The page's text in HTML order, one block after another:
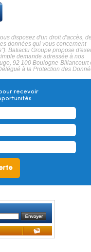
disposez d'un droit d'accès,
données qui vous concernent
Batiactu Groupe propose
demande adressée à nos
92 100 Boulogne-Billancourt
à la Protection des
recevoir